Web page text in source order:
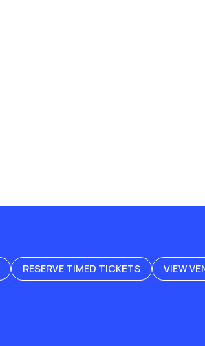
RESERVE TIMED TICKETS VIEW